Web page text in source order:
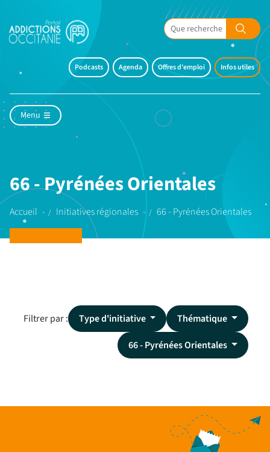
Podcasts Agenda Offres d'emploi Infos utiles
Menu
66 - Pyrénées Orientales
Accueil Initiatives régionales 66 - Pyrénées Orientales
Filtrer par : Type d'initiative
Thématique
66 - Pyrénées Orientales